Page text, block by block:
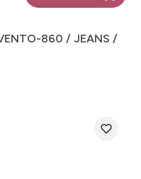
860 / JEANS /